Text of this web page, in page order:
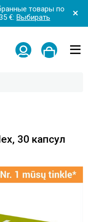
товары по
€: Выбирать
30 капсул